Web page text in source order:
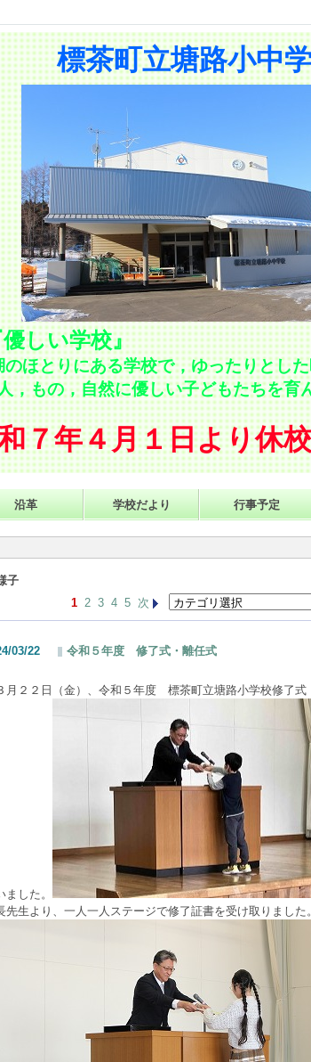
標茶町立塘路小中
しい学校』
のほとりにある学校で，ゆったりとし
，もの，自然に優しい子どもたちを育
７年４月１日より休
イン沿革 学校だより 行事予定
子
1 2 3 4 5 次
03/22 令和５年度 修了式・離任式
２２日（金）、令和５年度 標茶町立塘路小学校修了式
ました。
先生より、一人一人ステージで修了証書を受け取りました。